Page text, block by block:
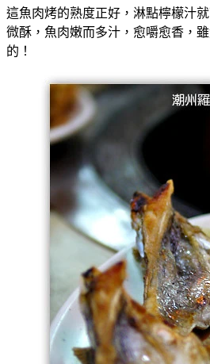
這魚肉烤的熟度正好，淋點檸檬汁
微酥，魚肉嫩而多汁，愈嚼愈香，
的！